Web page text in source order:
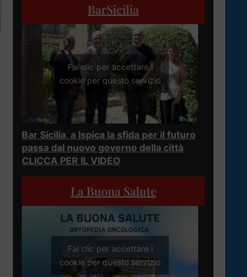
BarSicilia
Fai clic per accettare i
cookie per questo servizio
Bar Sicilia, a Ispica la sfida per il futuro
passa dal nuovo governo della città
CLICCA PER IL VIDEO
La Buona Salute
Fai clic per accettare i
cookie per questo servizio